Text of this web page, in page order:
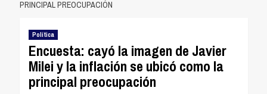
PRINCIPAL PREOCUPACIÓN
Política
Encuesta: cayó la imagen de Javier
Milei y la inflación se ubicó como la
principal preocupación